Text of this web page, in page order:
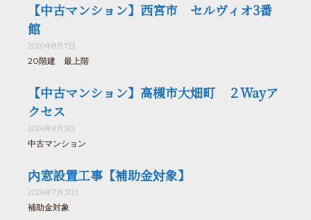
【中古マンション】西宮市 セルヴィオ3番
館
2026年8月7日
20階建 最上階
【中古マンション】高槻市大畑町 ２Wayア
クセス
2026年8月3日
中古マンション
内窓設置工事【補助金対象】
2026年7月31日
補助金対象